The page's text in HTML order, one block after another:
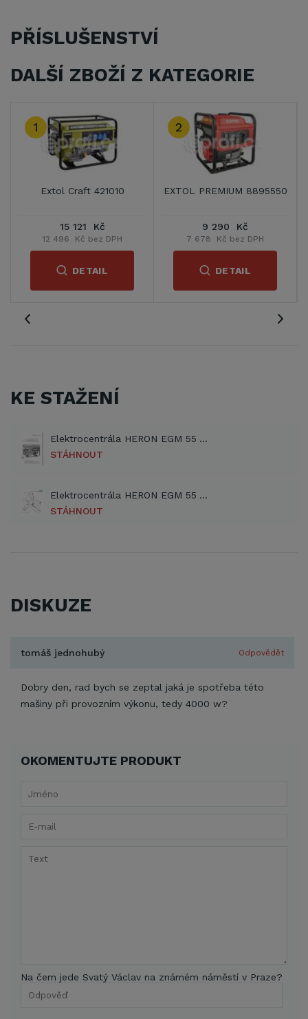
PŘÍSLUŠENSTVÍ
DALŠÍ ZBOŽÍ Z KATEGORIE
3
HERON 8896140
14 390 Kč
11 892 Kč bez DPH
DETAIL
HERON 8896233
27 039 Kč
22 346 Kč bez DPH
DETAIL
KE STAŽENÍ
Elektrocentrála HERON EGM 55 AVR-1 manuál (PDF)
STÁHNOUT
Elektrocentrála HERON EGM 55 AVR-1 technický rozkres (PDF)
STÁHNOUT
DISKUZE
tomáš jednohubý Odpovědět
Dobry den, rad bych se zeptal jaká je spotřeba této
mašiny při provozním výkonu, tedy 4000 w?
OKOMENTUJTE PRODUKT
Na čem jede Svatý Václav na známém náměstí v Praze?